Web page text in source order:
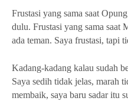
Frustasi yang sama saat
dulu. Frustasi yang sama saat
ada teman. Saya frustasi, tapi
Kadang-kadang kalau sudah
Saya sedih tidak jelas, marah
membaik, saya baru sadar itu